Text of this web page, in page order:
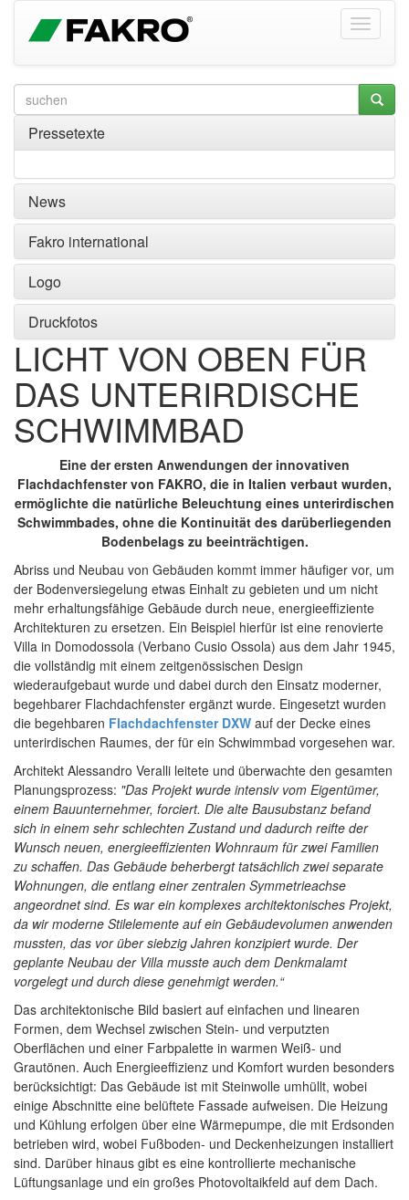
Pressetexte
News
Fakro international
Logo
Druckfotos
LICHT VON OBEN FÜR
DAS UNTERIRDISCHE
SCHWIMMBAD
Eine der ersten Anwendungen der innovativen
Flachdachfenster von FAKRO, die in Italien verbaut wurden,
ermöglichte die natürliche Beleuchtung eines unterirdischen
Schwimmbades, ohne die Kontinuität des darüberliegenden
Bodenbelags zu beeinträchtigen.
Abriss und Neubau von Gebäuden kommt immer häufiger vor, um
der Bodenversiegelung etwas Einhalt zu gebieten und um nicht
mehr erhaltungsfähige Gebäude durch neue, energieeffiziente
Architekturen zu ersetzen. Ein Beispiel hierfür ist eine renovierte
Villa in Domodossola (Verbano Cusio Ossola) aus dem Jahr 1945,
die vollständig mit einem zeitgenössischen Design
wiederaufgebaut wurde und dabei durch den Einsatz moderner,
begehbarer Flachdachfenster ergänzt wurde. Eingesetzt wurden
die begehbaren Flachdachfenster DXW auf der Decke eines
unterirdischen Raumes, der für ein Schwimmbad vorgesehen war.
Architekt Alessandro Veralli leitete und überwachte den gesamten
Planungsprozess: "Das Projekt wurde intensiv vom Eigentümer,
einem Bauunternehmer, forciert. Die alte Bausubstanz befand
sich in einem sehr schlechten Zustand und dadurch reifte der
Wunsch neuen, energieeffizienten Wohnraum für zwei Familien
zu schaffen. Das Gebäude beherbergt tatsächlich zwei separate
Wohnungen, die entlang einer zentralen Symmetrieachse
angeordnet sind. Es war ein komplexes architektonisches Projekt,
da wir moderne Stilelemente auf ein Gebäudevolumen anwenden
mussten, das vor über siebzig Jahren konzipiert wurde. Der
geplante Neubau der Villa musste auch dem Denkmalamt
vorgelegt und durch diese genehmigt werden.“
Das architektonische Bild basiert auf einfachen und linearen
Formen, dem Wechsel zwischen Stein- und verputzten
Oberflächen und einer Farbpalette in warmen Weiß- und
Grautönen. Auch Energieeffizienz und Komfort wurden besonders
berücksichtigt: Das Gebäude ist mit Steinwolle umhüllt, wobei
einige Abschnitte eine belüftete Fassade aufweisen. Die Heizung
und Kühlung erfolgen über eine Wärmepumpe, die mit Erdsonden
betrieben wird, wobei Fußboden- und Deckenheizungen installiert
sind. Darüber hinaus gibt es eine kontrollierte mechanische
Lüftungsanlage und ein großes Photovoltaikfeld auf dem Dach.